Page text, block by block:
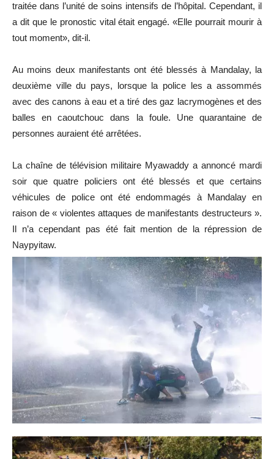
traitée dans l’unité de soins intensifs de l’hôpital. Cependant, il
a dit que le pronostic vital était engagé. «Elle pourrait mourir à
tout moment», dit-il.
Au moins deux manifestants ont été blessés à Mandalay, la
deuxième ville du pays, lorsque la police les a assommés
avec des canons à eau et a tiré des gaz lacrymogènes et des
balles en caoutchouc dans la foule. Une quarantaine de
personnes auraient été arrêtées.
La chaîne de télévision militaire Myawaddy a annoncé mardi
soir que quatre policiers ont été blessés et que certains
véhicules de police ont été endommagés à Mandalay en
raison de « violentes attaques de manifestants destructeurs ».
Il n’a cependant pas été fait mention de la répression de
Naypyitaw.